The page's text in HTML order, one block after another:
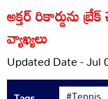
అక్తర్ రికార్డును
వ్యాఖ్యలు
Updated Date - Jul